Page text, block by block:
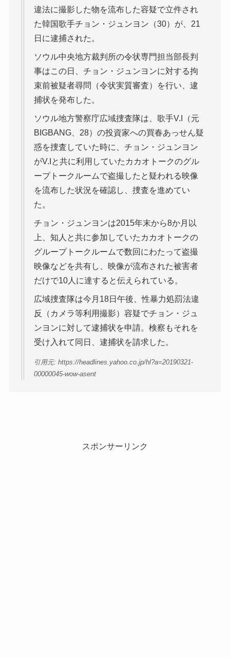
違法に撮影した物を流布した容疑で立件され
た韓国歌手チョン・ジュンヨン（30）が、21
日に逮捕された。
ソウル中央地方裁判所の令状専門担当部長判
事はこの日、チョン・ジュンヨンに対する拘
束前被疑者尋問（令状実質審査）を行い、逮
捕状を発布した。
ソウル地方警察庁広域捜査隊は、歌手V.I（元
BIGBANG、28）の投資家への買春あっせん疑
惑を捜査していた時に、チョン・ジュンヨン
がV.Iと共に利用していたカカオトークのグル
ープトークルームで盗撮したと疑われる映像
を流布した状況を確認し、捜査を進めてい
た。
チョン・ジュンヨンは2015年末から8か月以
上、知人と共に参加していたカカオトークの
グループトークルームで数回にわたって盗撮
映像などを共有し、映像が流布された被害者
だけで10人に達すると伝えられている。
広域捜査隊は今月18日午後、性暴力処罰法違
反（カメラ等利用撮影）容疑でチョン・ジュ
ンヨンに対して逮捕状を申請。検察もそれを
受け入れて同日、逮捕状を請求した。
引用元: https://headlines.yahoo.co.jp/hl?a=20190321-
00000045-wow-asent
スポンサーリンク